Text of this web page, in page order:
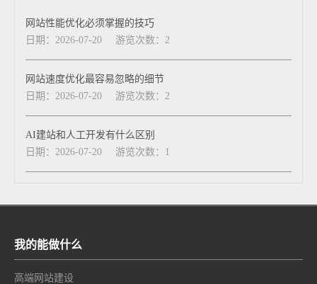
网站性能优化必须掌握的技巧
日期：2026-07-20
游览次数：2
网站速度优化最容易忽略的细节
日期：2026-07-20
游览次数：2
AI建站和人工开发有什么区别
日期：2026-07-20
游览次数：1
我的能做什么
高端网站建设